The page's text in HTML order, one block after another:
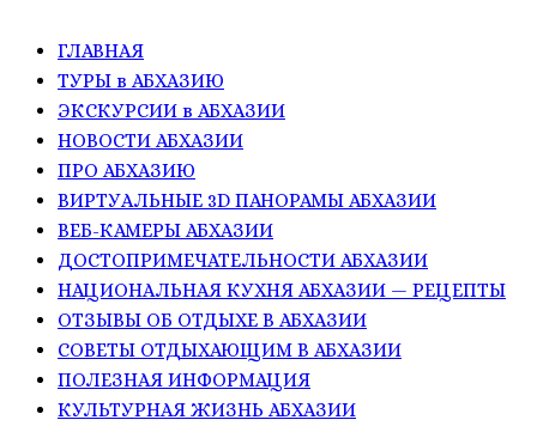
ГЛАВНАЯ
ТУРЫ в АБХАЗИЮ
ЭКСКУРСИИ в АБХАЗИИ
НОВОСТИ АБХАЗИИ
ПРО АБХАЗИЮ
ВИРТУАЛЬНЫЕ 3D ПАНОРАМЫ АБХАЗИИ
ВЕБ-КАМЕРЫ АБХАЗИИ
ДОСТОПРИМЕЧАТЕЛЬНОСТИ АБХАЗИИ
НАЦИОНАЛЬНАЯ КУХНЯ АБХАЗИИ — РЕЦЕПТЫ
ОТЗЫВЫ ОБ ОТДЫХЕ В АБХАЗИИ
СОВЕТЫ ОТДЫХАЮЩИМ В АБХАЗИИ
ПОЛЕЗНАЯ ИНФОРМАЦИЯ
КУЛЬТУРНАЯ ЖИЗНЬ АБХАЗИИ